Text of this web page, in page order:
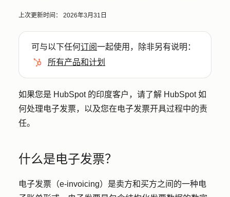
上次更新时间： 2026年3月31日
可与以下任何订阅一起使用，除非另有说明：
所有产品和计划
如果您是 HubSpot 的印度客户，请了解 HubSpot 如
何处理电子发票，以及您在电子发票开具过程中的责
任。
什么是电子发票？
电子发票（e-invoicing）是卖方和买方之间的一种电